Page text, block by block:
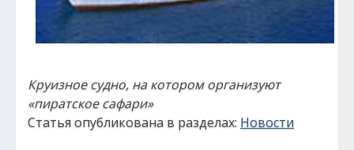
Круизное судно, на котором организуют
«пиратское сафари»
Статья опубликована в разделах: Новости